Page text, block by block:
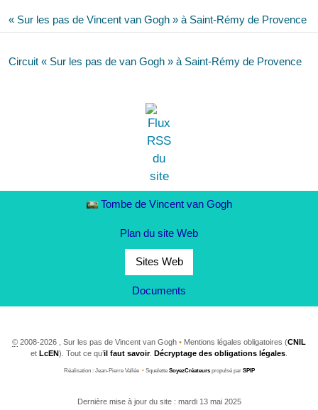
« Sur les pas de Vincent van Gogh » à Saint-Rémy de Provence
Circuit « Sur les pas de van Gogh » à Saint-Rémy de Provence
Tombe de Vincent van Gogh
Plan du site Web
Sites Web
Documents
© 2008-2026 , Sur les pas de Vincent van Gogh • Mentions légales obligatoires (CNIL
et LcEN). Tout ce qu’il faut savoir. Décryptage des obligations légales
Réalisation : Jean-Pierre Vallée •Squelette SoyezCréateurspropulsé par SPIP
Dernière mise à jour du site : mardi 13 mai 2025